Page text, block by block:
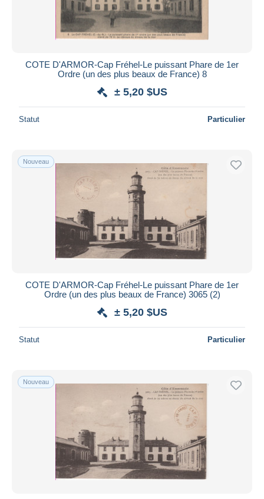
COTE D'ARMOR-Cap Fréhel-Le puissant Phare de 1er
Ordre (un des plus beaux de France) 8
± 5,20 $US
Statut Particulier
Nouveau
COTE D'ARMOR-Cap Fréhel-Le puissant Phare de 1er
Ordre (un des plus beaux de France) 3065 (2)
± 5,20 $US
Statut Particulier
Nouveau